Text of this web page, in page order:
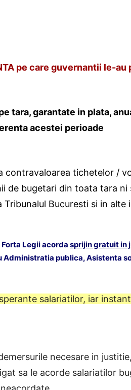
pe care guvernantii le-au
tara, garantate in plata,
acestei perioade
contravaloarea tichetelor /
de bugetari din toata tara
Bucuresti si in alte
Legii acorda sprijin gratuit in
Administratia publica, Asistenta
salariatilor, iar
necesare in
sa le acorde salariatilor